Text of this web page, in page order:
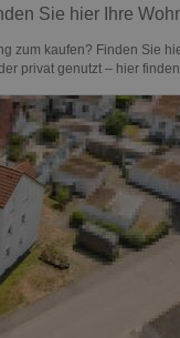
Sie hier Ihre
zum kaufen? Finden Sie
privat genutzt – hier